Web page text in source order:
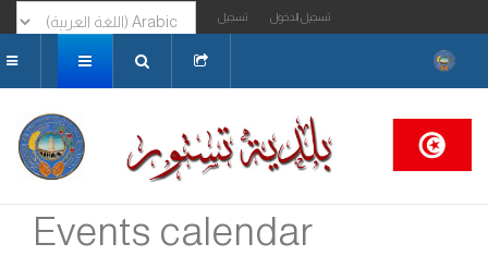
تسجيل الدخول تسجيل
البحث...
Events calendar